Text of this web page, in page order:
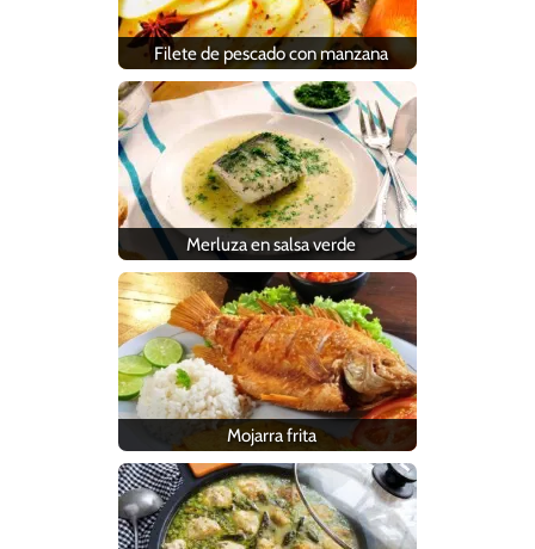
Filete de pescado con manzana
Merluza en salsa verde
Mojarra frita